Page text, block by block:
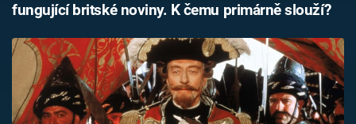
fungující britské noviny. K čemu primárně slouží?